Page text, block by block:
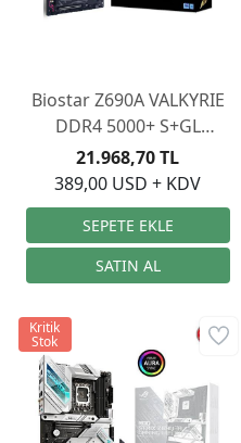
Biostar Z690A VALKYRIE
DDR4 5000+ S+GL
LGA1700
389,00 USD + KDV
21.968,70 TL
Kritik
Stok